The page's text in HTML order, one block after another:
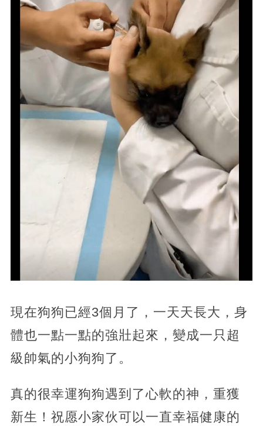
現在狗狗已經3個月了，一天天長大，身
體也一點一點的強壯起來，變成一只超
級帥氣的小狗狗了。
真的很幸運狗狗遇到了心軟的神，重獲
新生！祝愿小家伙可以一直幸福健康的